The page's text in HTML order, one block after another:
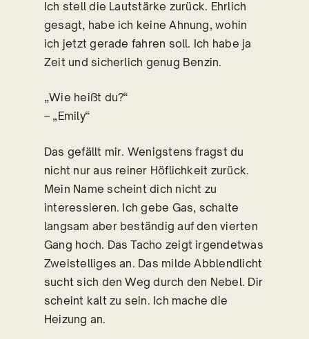
Ich stell die Lautstärke zurück. Ehrlich
gesagt, habe ich keine Ahnung, wohin
ich jetzt gerade fahren soll. Ich habe ja
Zeit und sicherlich genug Benzin.
„Wie heißt du?“
– „Emily“
Das gefällt mir. Wenigstens fragst du
nicht nur aus reiner Höflichkeit zurück.
Mein Name scheint dich nicht zu
interessieren. Ich gebe Gas, schalte
langsam aber beständig auf den vierten
Gang hoch. Das Tacho zeigt irgendetwas
Zweistelliges an. Das milde Abblendlicht
sucht sich den Weg durch den Nebel. Dir
scheint kalt zu sein. Ich mache die
Heizung an.